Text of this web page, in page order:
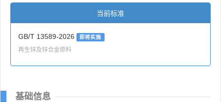
当前标准
GB/T 13589-2026 即将实施
再生锌及锌合金原料
基础信息